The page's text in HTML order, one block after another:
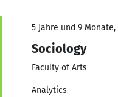
5 Jahre und 9 Monate,
Sociology
Faculty of Arts
Analytics